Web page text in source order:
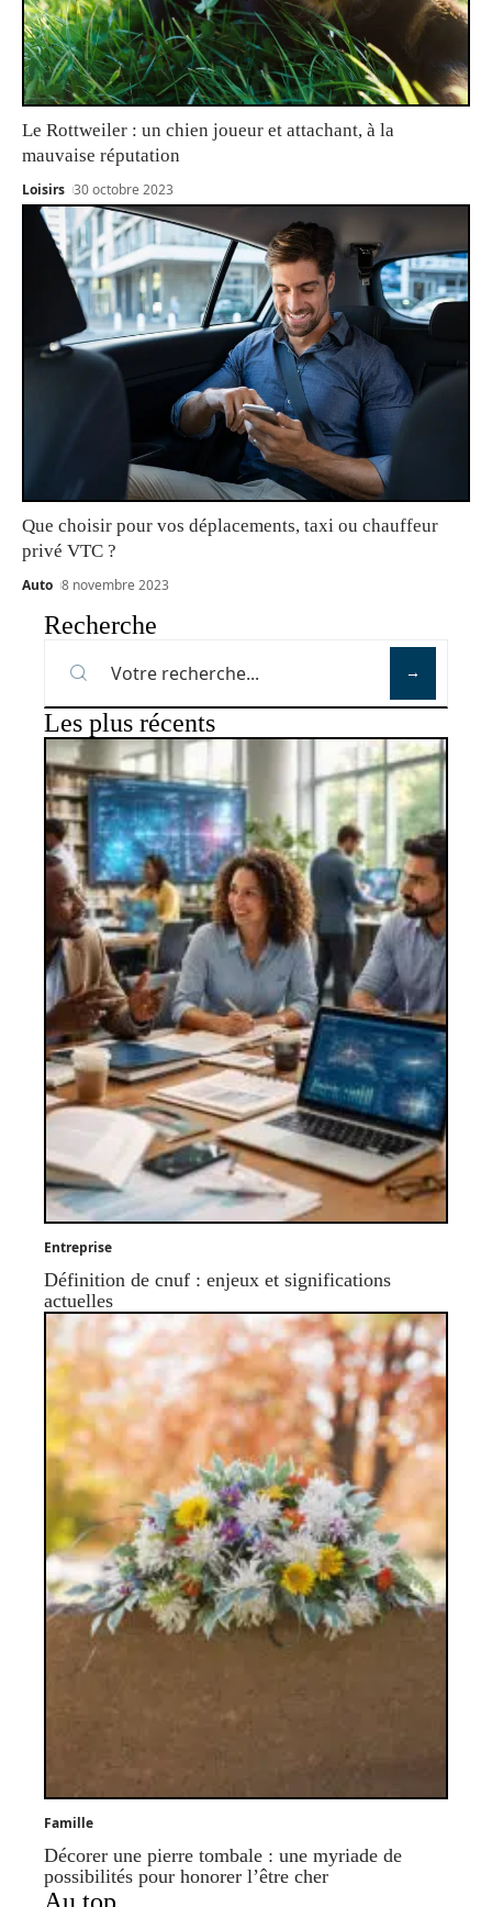
Le Rottweiler : un chien joueur et attachant, à la
mauvaise réputation
Loisirs 30 octobre 2023
Que choisir pour vos déplacements, taxi ou chauffeur
privé VTC ?
Auto 8 novembre 2023
Recherche
Les plus récents
Entreprise
Définition de cnuf : enjeux et significations
actuelles
Famille
Décorer une pierre tombale : une myriade de
possibilités pour honorer l’être cher